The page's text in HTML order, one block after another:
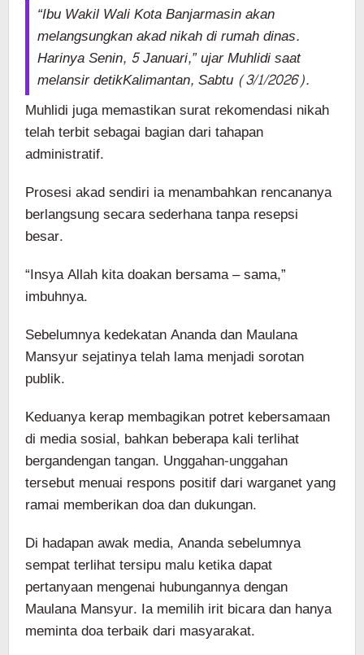
“Ibu Wakil Wali Kota Banjarmasin akan
melangsungkan akad nikah di rumah dinas.
Harinya Senin, 5 Januari,” ujar Muhlidi saat
melansir detikKalimantan, Sabtu (3/1/2026).
Muhlidi juga memastikan surat rekomendasi nikah
telah terbit sebagai bagian dari tahapan
administratif.
Prosesi akad sendiri ia menambahkan rencananya
berlangsung secara sederhana tanpa resepsi
besar.
“Insya Allah kita doakan bersama – sama,”
imbuhnya.
Sebelumnya kedekatan Ananda dan Maulana
Mansyur sejatinya telah lama menjadi sorotan
publik.
Keduanya kerap membagikan potret kebersamaan
di media sosial, bahkan beberapa kali terlihat
bergandengan tangan. Unggahan-unggahan
tersebut menuai respons positif dari warganet yang
ramai memberikan doa dan dukungan.
Di hadapan awak media, Ananda sebelumnya
sempat terlihat tersipu malu ketika dapat
pertanyaan mengenai hubungannya dengan
Maulana Mansyur. Ia memilih irit bicara dan hanya
meminta doa terbaik dari masyarakat.